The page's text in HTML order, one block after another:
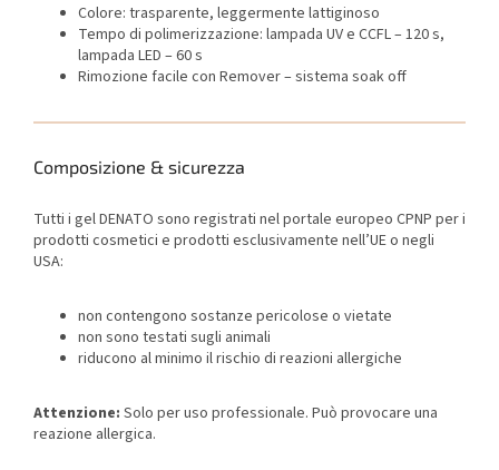
Colore: trasparente, leggermente lattiginoso
Tempo di polimerizzazione: lampada UV e CCFL – 120 s,
lampada LED – 60 s
Rimozione facile con Remover – sistema soak off
Composizione & sicurezza
Tutti i gel DENATO sono registrati nel portale europeo CPNP per i
prodotti cosmetici e prodotti esclusivamente nell’UE o negli
USA:
non contengono sostanze pericolose o vietate
non sono testati sugli animali
riducono al minimo il rischio di reazioni allergiche
Attenzione: Solo per uso professionale. Può provocare una
reazione allergica.